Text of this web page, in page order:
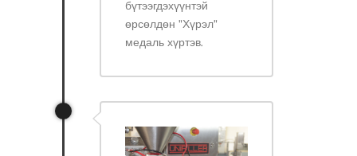
бүтээгдэхүүнтэй
өрсөлдөн "Хүрэл"
медаль хүртэв.